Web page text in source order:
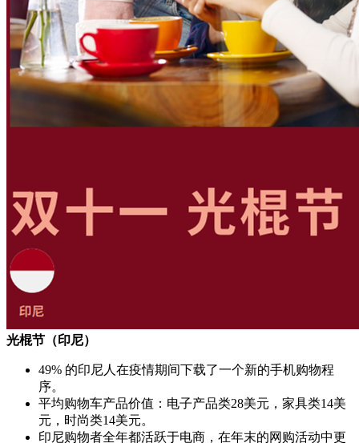
光棍节（印尼）
49% 的印尼人在疫情期间下载了一个新的手机购物程
序。
平均购物车产品价值：电子产品类28美元，家具类14美
元，时尚类14美元。
印尼购物者全年都活跃于电商，在年末的网购活动中更